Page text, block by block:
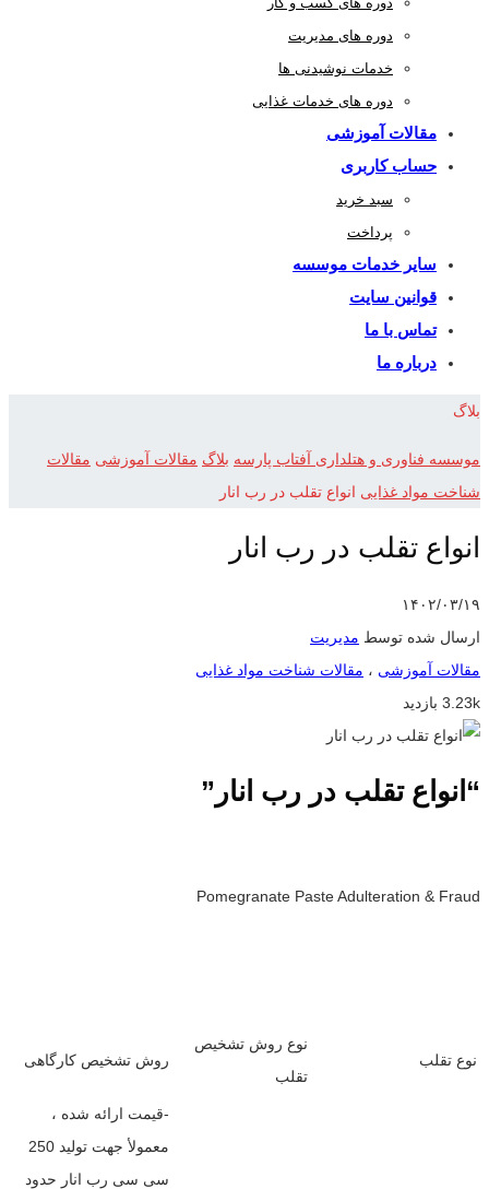
دوره های مدیریت
خدمات نوشیدنی ها
دوره های خدمات غذایی
مقالات آموزشی
حساب کاربری
سبد خرید
پرداخت
سایر خدمات موسسه
قوانین سایت
تماس با ما
درباره ما
بلاگ
موسسه فناوری و هتلداری آفتاب پارسه بلاگ مقالات آموزشی مقالات
شناخت مواد غذایی انواع تقلب در رب انار
انواع تقلب در رب انار
۱۴۰۲/۰۳/۱۹
ارسال شده توسط مدیریت
مقالات آموزشی ، مقالات شناخت مواد غذایی
3.23k بازدید
“انواع تقلب در رب انار”
Pomegranate Paste Adulteration & Fraud
نوع تقلب
نوع روش تشخیص
تقلب
روش تشخیص کارگاهی
-قیمت ارائه شده ،
معمولأ جهت تولید 250
سی سی رب انار حدود